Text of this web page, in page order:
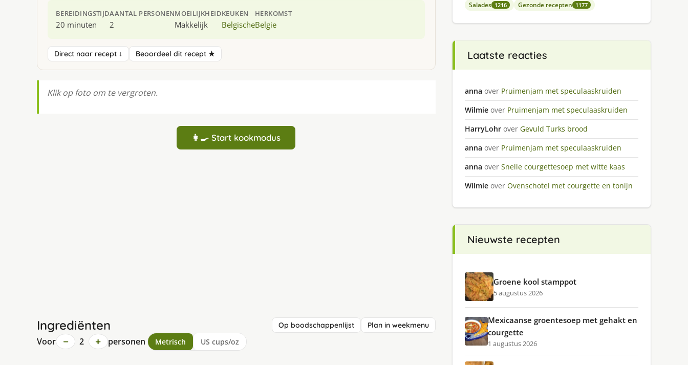
BEREIDINGSTIJD
20 minuten
AANTAL PERSONEN
2
MOEILIJKHEID
Makkelijk
KEUKEN
Belgische
HERKOMST
Belgie
Direct naar recept ↓ Beoordeel dit recept ★
Klik op foto om te vergroten.
👩‍🍳 Start kookmodus
Ingrediënten Op boodschappenlijst Plan in weekmenu
Voor − 2 + personen Metrisch US cups/oz
Salades 1216 Gezonde recepten 1177
Laatste reacties
anna over Pruimenjam met speculaaskruiden
Wilmie over Pruimenjam met speculaaskruiden
HarryLohr over Gevuld Turks brood
anna over Pruimenjam met speculaaskruiden
anna over Snelle courgettesoep met witte kaas
Wilmie over Ovenschotel met courgette en tonijn
Nieuwste recepten
Groene kool stamppot
5 augustus 2026
Mexicaanse groentesoep met gehakt en
courgette
1 augustus 2026